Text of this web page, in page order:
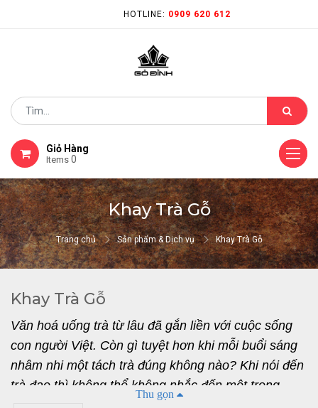
HOTLINE: 0909 620 612
Giỏ Hàng
Items 0
Khay Trà Gỗ
Trang chủ Sản phẩm & Dịch vụ Khay Trà Gỗ
Khay Trà Gỗ
Văn hoá uống trà từ lâu đã gắn liền với cuộc sống
con người Việt. Còn gì tuyệt hơn khi mỗi buổi sáng
nhâm nhi một tách trà đúng không nào? Khi nói đến
trà đạo thì không thể không nhắc đến một trong
Thu gọn